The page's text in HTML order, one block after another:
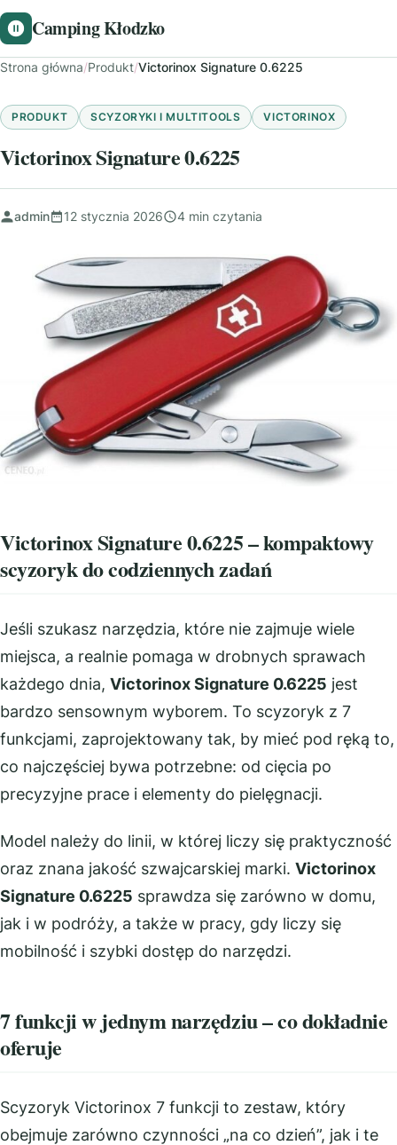
Camping Kłodzko
Strona główna/Produkt/Victorinox Signature 0.6225
PRODUKT SCYZORYKI I MULTITOOLS VICTORINOX
Victorinox Signature 0.6225
admin 12 stycznia 2026 4 min czytania
Victorinox Signature 0.6225 – kompaktowy
scyzoryk do codziennych zadań
Jeśli szukasz narzędzia, które nie zajmuje wiele
miejsca, a realnie pomaga w drobnych sprawach
każdego dnia, Victorinox Signature 0.6225 jest
bardzo sensownym wyborem. To scyzoryk z 7
funkcjami, zaprojektowany tak, by mieć pod ręką to,
co najczęściej bywa potrzebne: od cięcia po
precyzyjne prace i elementy do pielęgnacji.
Model należy do linii, w której liczy się praktyczność
oraz znana jakość szwajcarskiej marki. Victorinox
Signature 0.6225 sprawdza się zarówno w domu,
jak i w podróży, a także w pracy, gdy liczy się
mobilność i szybki dostęp do narzędzi.
7 funkcji w jednym narzędziu – co dokładnie
oferuje
Scyzoryk Victorinox 7 funkcji to zestaw, który
obejmuje zarówno czynności „na co dzień”, jak i te